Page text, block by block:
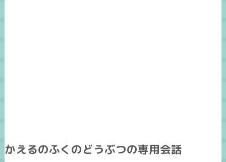
かえるのふくのどうぶつの専用会話